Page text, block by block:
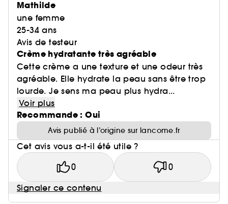
Mathilde
une femme
25-34 ans
Avis de testeur
Crème hydratante très agréable
Cette crème a une texture et une odeur très
agréable. Elle hydrate la peau sans être trop
lourde. Je sens ma peau plus hydra...
Voir plus
Recommande : Oui
Avis publié à l’origine sur lancome.fr
Cet avis vous a-t-il été utile ?
0 0
Signaler ce contenu